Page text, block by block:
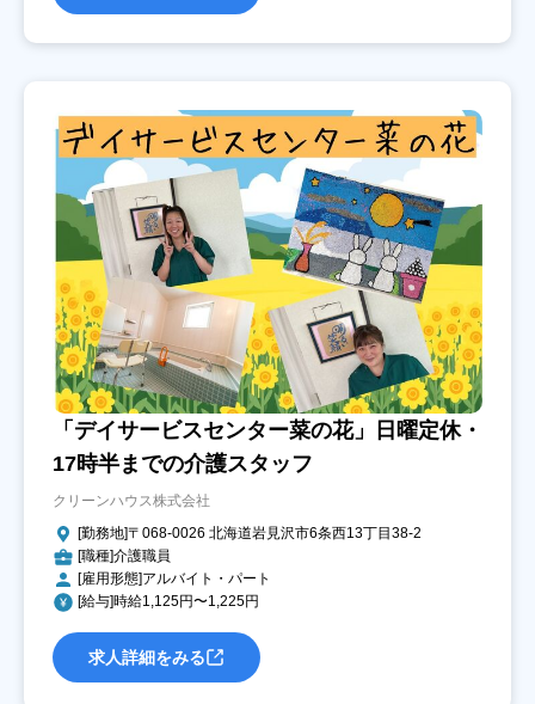
「デイサービスセンター菜の花」日曜定休・
17時半までの介護スタッフ
クリーンハウス株式会社
[勤務地]〒068-0026 北海道岩見沢市6条西13丁目38-2
[職種]介護職員
[雇用形態]アルバイト・パート
[給与]時給1,125円〜1,225円
求人詳細をみる